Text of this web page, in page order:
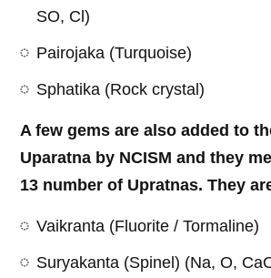
SO, Cl)
Pairojaka (Turquoise)
Sphatika (Rock crystal)
A few gems are also added to
Uparatna by NCISM and they
13 number of Upratnas. They
Vaikranta (Fluorite / Tormaline)
Suryakanta (Spinel) (Na, O,